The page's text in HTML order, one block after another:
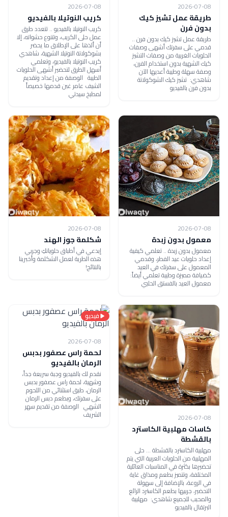
2026-07-08
طريقة عمل تشيز كيك
بدون فرن
طريقة عمل تشيز كيك بدون فرن ..
قدمي على سفرتك أشهى وصفات
الحلويات الغربية من وصفات التشيز
كيك الشهية بدون استخدام الفرن،
وصفة سهلة وطيبة أعديها الآن
شاهدي: تشيز كيك الشوكولاتة
بدون فرن بالفيديو
2026-07-08
كريب النوتيلا بالفيديو
كريب النوتيلا بالفيديو .. تتعدد طرق
عمل حلى الكريب، وتتنوع حشواته، إلا
أن ألذها على الإطلاق ما يحضر
بشوكولاتة النوتيلا الشهية، شاهدي
كريب النوتيلا بالفيديو، وتعلمي
أسهل الطرق لتحضير أشهى الحلويات
الطيبة الوصفة من إعداد وتقديم
الشيف عامر غبن قدمها خصيصاً
لمطبخ سيدتي
2026-07-08
معمول بدون زبدة
معمول بدون زبدة .. تعلمي كيفية
إعداد حلويات عيد الفطر، وقدمي
المعمول على سفرتك في العيد
كضيافة مميزة وطيبة تعلمي أيضاً:
معمول العيد بالفستق الحلبي
2026-07-08
شكلمة جوز الهند
إبدعي في أطباق حلوياتكِ وجربي
هذه الطرية لعمل الشكلمة وأخبرينا
بالنتائج!
2026-07-08
كاسات مهلبية الكاسترد
بالقشطة
مهلبية الكاسترد بالقشطة ... حلى
المهلبية من الحلويات العربية التي يتم
تحضيرها بكثرة في المناسبات العائلية
المختلفة، وتتميز بطعم ومذاق غاية
في الروعة، بالإضافة إلى سهولة
التحضير، جربيها بطعم الكاسترد الرائع
والمحبب للجميع شاهدي: مهلبية
البرتقال بالفيديو
فيديو
2026-07-08
لحمة راس عصفور بدبس
الرمان بالفيديو
نقدم لك بالفيديو وجبة سريعة جداً،
وشهية، لحمة راس عصفور بدبس
الرمان، طبق استثنائي من اللحوم
على سفرتك، وبطعم دبس الرمان
الشهي الوصفة من تقديم سهر
الشريف